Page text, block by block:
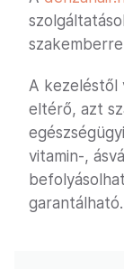
A kezeléstől
eltérő, azt
vitamin-,
garantálható.